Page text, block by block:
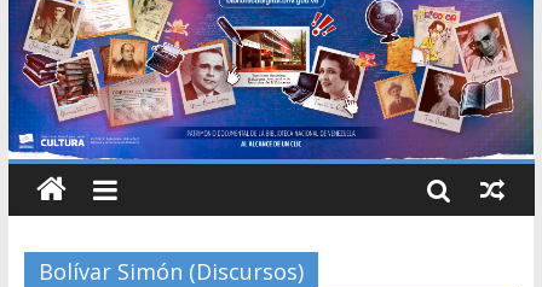
Caracas 09 de marzo de 2006 N° 38.394
Catálogo temático de obras de Modesta Bor
Bolívar Simón (Discursos)